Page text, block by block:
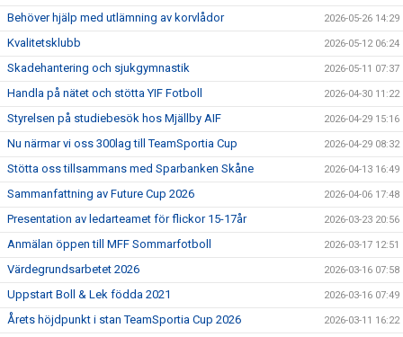
Behöver hjälp med utlämning av korvlådor 2026-05-26 14:29
Kvalitetsklubb 2026-05-12 06:24
Skadehantering och sjukgymnastik 2026-05-11 07:37
Handla på nätet och stötta YIF Fotboll 2026-04-30 11:22
Styrelsen på studiebesök hos Mjällby AIF 2026-04-29 15:16
Nu närmar vi oss 300lag till TeamSportia Cup 2026-04-29 08:32
Stötta oss tillsammans med Sparbanken Skåne 2026-04-13 16:49
Sammanfattning av Future Cup 2026 2026-04-06 17:48
Presentation av ledarteamet för flickor 15-17år 2026-03-23 20:56
Anmälan öppen till MFF Sommarfotboll 2026-03-17 12:51
Värdegrundsarbetet 2026 2026-03-16 07:58
Uppstart Boll & Lek födda 2021 2026-03-16 07:49
Årets höjdpunkt i stan TeamSportia Cup 2026 2026-03-11 16:22